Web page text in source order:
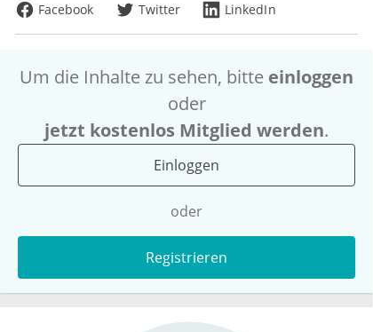
Facebook
Twitter LinkedIn
Um die Inhalte zu sehen, bitte einloggen
oder
jetzt kostenlos Mitglied werden.
Einloggen
oder
Registrieren